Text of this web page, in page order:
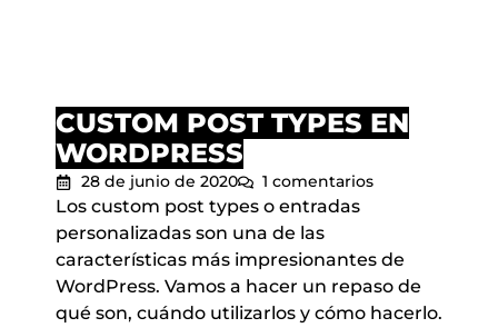
CUSTOM POST TYPES EN
WORDPRESS
28 de junio de 2020 1 comentarios
Los custom post types o entradas
personalizadas son una de las
características más impresionantes de
WordPress. Vamos a hacer un repaso de
qué son, cuándo utilizarlos y cómo hacerlo.